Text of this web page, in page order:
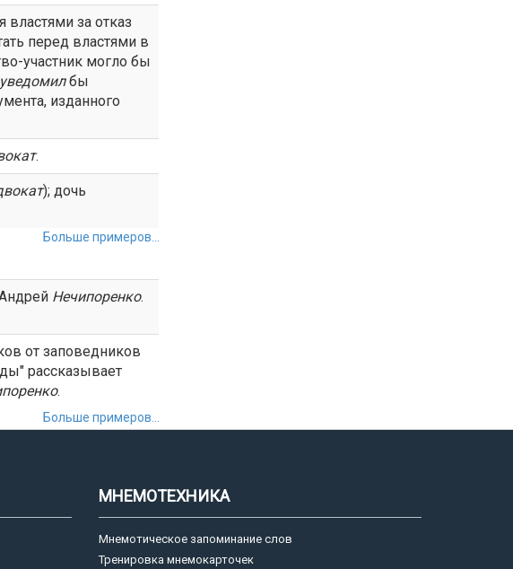
за отказ
перед властями в
участник могло бы
бы
изданного
.
); дочь
Больше примеров...
Нечипоренко.
от заповедников
рассказывает
.
Больше примеров...
МНЕМОТЕХНИКА
Мнемотическое запоминание слов
Тренировка мнемокарточек